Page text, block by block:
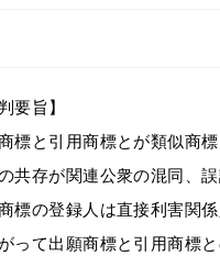
要旨】
標と引用商標とが類似商標
共存が関連公衆の混同、
標の登録人は直接利害関
って出願商標と引用商標